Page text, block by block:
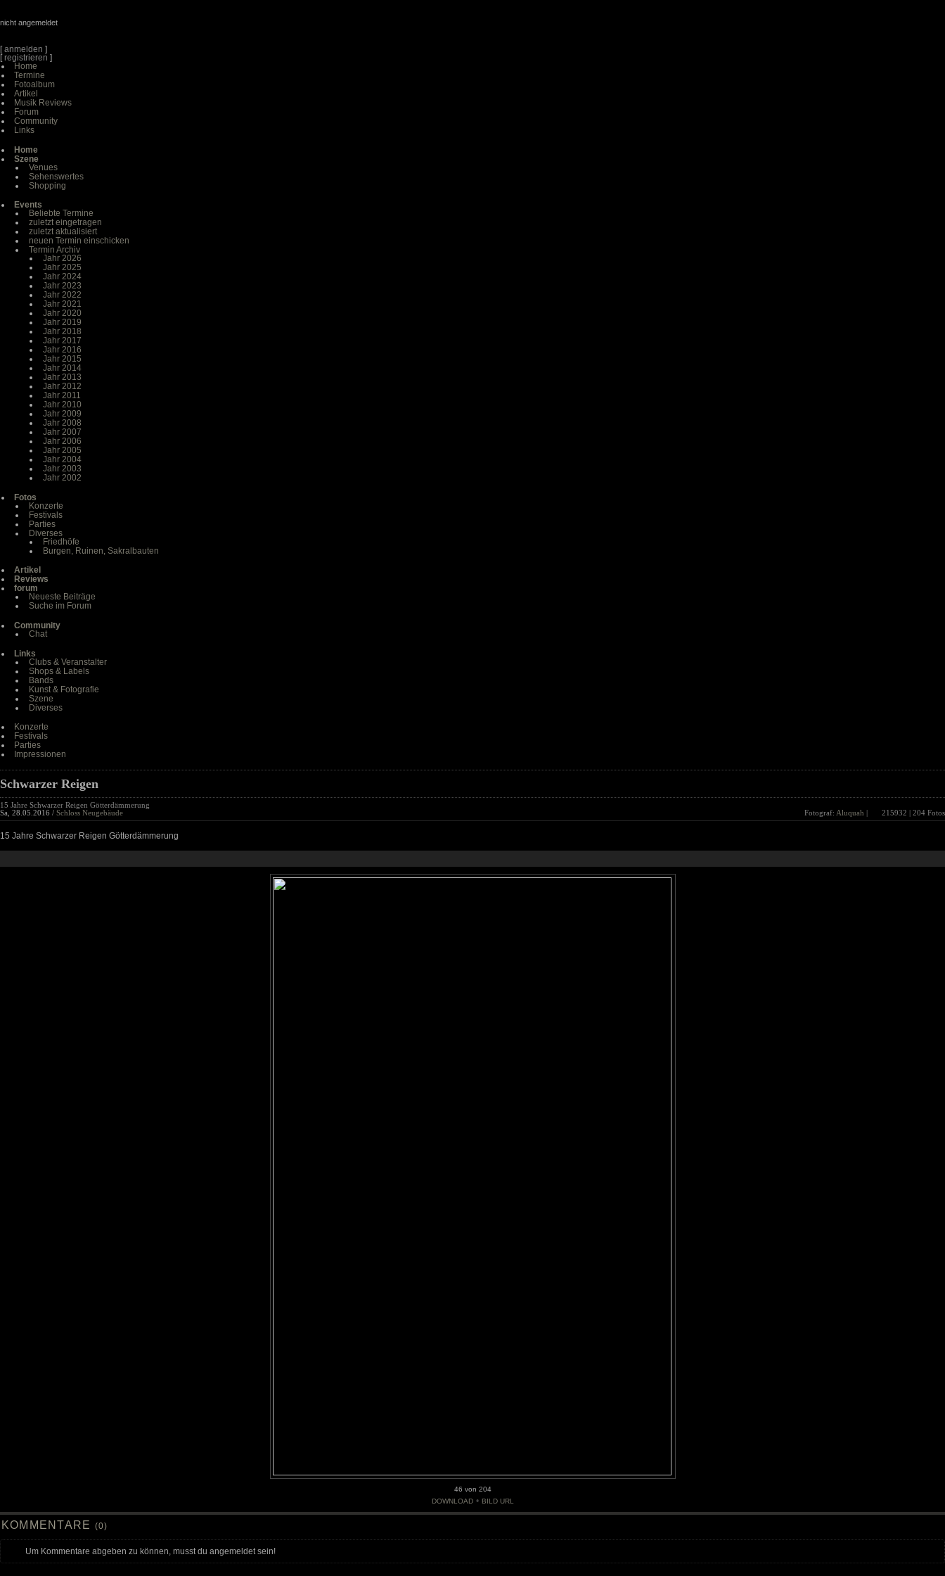
nicht angemeldet
[anmelden ]
[registrieren ]
Home
Termine
Fotoalbum
Artikel
Musik Reviews
Forum
Community
Links
Home
Szene
Venues
Sehenswertes
Shopping
Events
Beliebte Termine
zuletzt eingetragen
zuletzt aktualisiert
neuen Termin einschicken
Termin Archiv
Jahr 2026
Jahr 2025
Jahr 2024
Jahr 2023
Jahr 2022
Jahr 2021
Jahr 2020
Jahr 2019
Jahr 2018
Jahr 2017
Jahr 2016
Jahr 2015
Jahr 2014
Jahr 2013
Jahr 2012
Jahr 2011
Jahr 2010
Jahr 2009
Jahr 2008
Jahr 2007
Jahr 2006
Jahr 2005
Jahr 2004
Jahr 2003
Jahr 2002
Fotos
Konzerte
Festivals
Parties
Diverses
Friedhöfe
Burgen, Ruinen, Sakralbauten
Artikel
Reviews
forum
Neueste Beiträge
Suche im Forum
Community
Chat
Links
Clubs & Veranstalter
Shops & Labels
Bands
Kunst & Fotografie
Szene
Diverses
Konzerte
Festivals
Parties
Impressionen
Schwarzer Reigen
15 Jahre Schwarzer Reigen Götterdämmerung
Sa, 28.05.2016 / Schloss Neugebäude Fotograf: Aluquah | 215932 | 204 Fotos
15 Jahre Schwarzer Reigen Götterdämmerung
46 von 204
DOWNLOAD • BILD URL
KOMMENTARE (0)
Um Kommentare abgeben zu können, musst du angemeldet sein!